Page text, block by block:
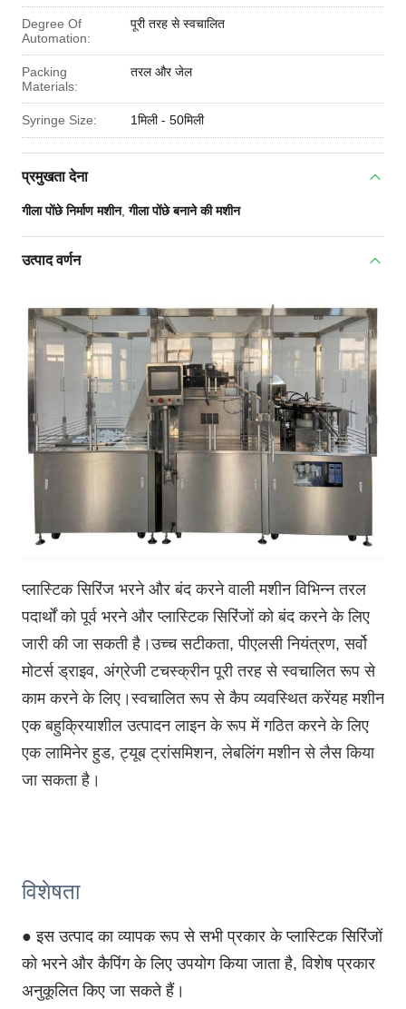
Degree Of
Automation:
पूरी तरह से स्वचालित
Packing
Materials:
तरल और जेल
Syringe Size: 1मिली - 50मिली
प्रमुखता देना
गीला पोंछे निर्माण मशीन,गीला पोंछे बनाने की मशीन
उत्पाद वर्णन
प्लास्टिक सिरिंज भरने और बंद करने वाली मशीन विभिन्न तरल
पदार्थों को पूर्व भरने और प्लास्टिक सिरिंजों को बंद करने के लिए
जारी की जा सकती है।उच्च सटीकता, पीएलसी नियंत्रण, सर्वो
मोटर्स ड्राइव, अंग्रेजी टचस्क्रीन पूरी तरह से स्वचालित रूप से
काम करने के लिए।स्वचालित रूप से कैप व्यवस्थित करेंयह मशीन
एक बहुक्रियाशील उत्पादन लाइन के रूप में गठित करने के लिए
एक लामिनेर हुड, ट्यूब ट्रांसमिशन, लेबलिंग मशीन से लैस किया
जा सकता है।
विशेषता
● इस उत्पाद का व्यापक रूप से सभी प्रकार के प्लास्टिक सिरिंजों
को भरने और कैपिंग के लिए उपयोग किया जाता है, विशेष प्रकार
अनुकूलित किए जा सकते हैं।